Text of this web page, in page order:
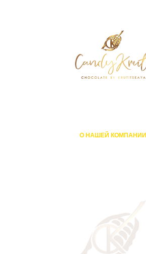
О НАШЕЙ КОМПАНИИ